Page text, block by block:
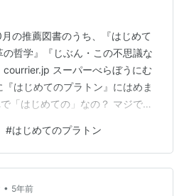
の推薦図書のうち、『はじめて
哲学』『じぶん・この不思議な
スーパーべらぼうにむ
はじめてのプラトン』にはめま
「はじめての」なの？ マジで？
ト崩壊。哲学のはてしなさは、
いました。 はじめてのプラトン
・この不思議な存在 哲学は急が
い 11月の課題図書：エスの系譜
#はじめてのプラトン
• 5年前